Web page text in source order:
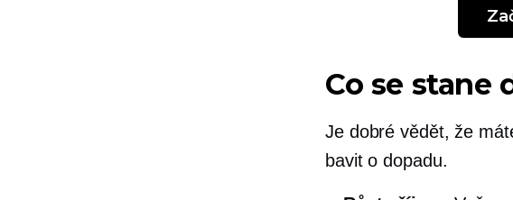
Co se stane
Je dobré vědět, že
bavit o dopadu.